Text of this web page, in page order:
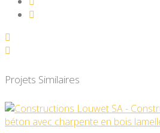
Projets Similaires